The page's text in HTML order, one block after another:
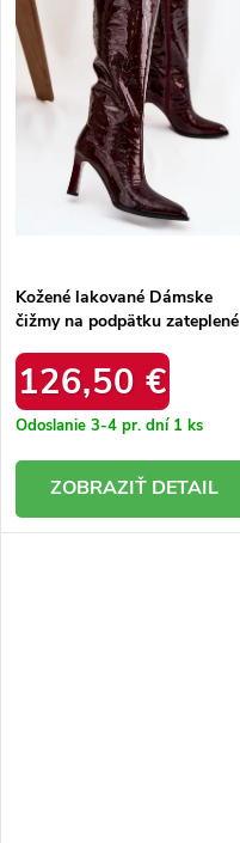
Kožené lakované Dámske
čižmy na podpätku zateplené
716 WINE
126,50 €
Odoslanie 3-4 pr. dní 1 ks
DETAIL